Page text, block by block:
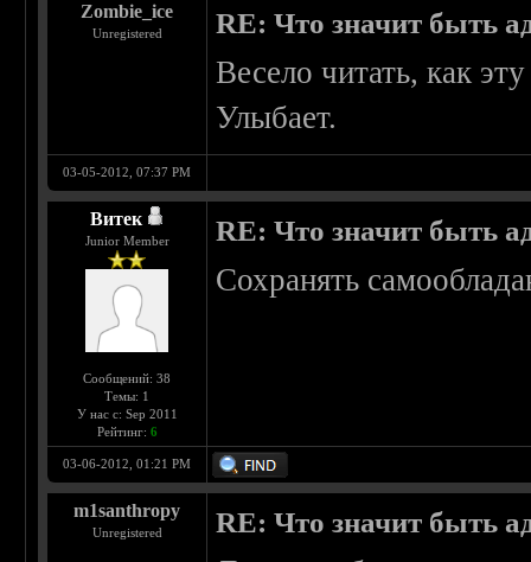
Zombie_ice
Unregistered RE: Что значит быть
Весело читать, как
Улыбает.
03-05-2012, 07:37 PM
Витек
Junior Member
Сообщений: 38
Темы: 1
У нас с: Sep 2011
Рейтинг: 6
RE: Что значит быть
Сохранять
03-06-2012, 01:21 PM
m1santhropy
Unregistered RE: Что значит быть